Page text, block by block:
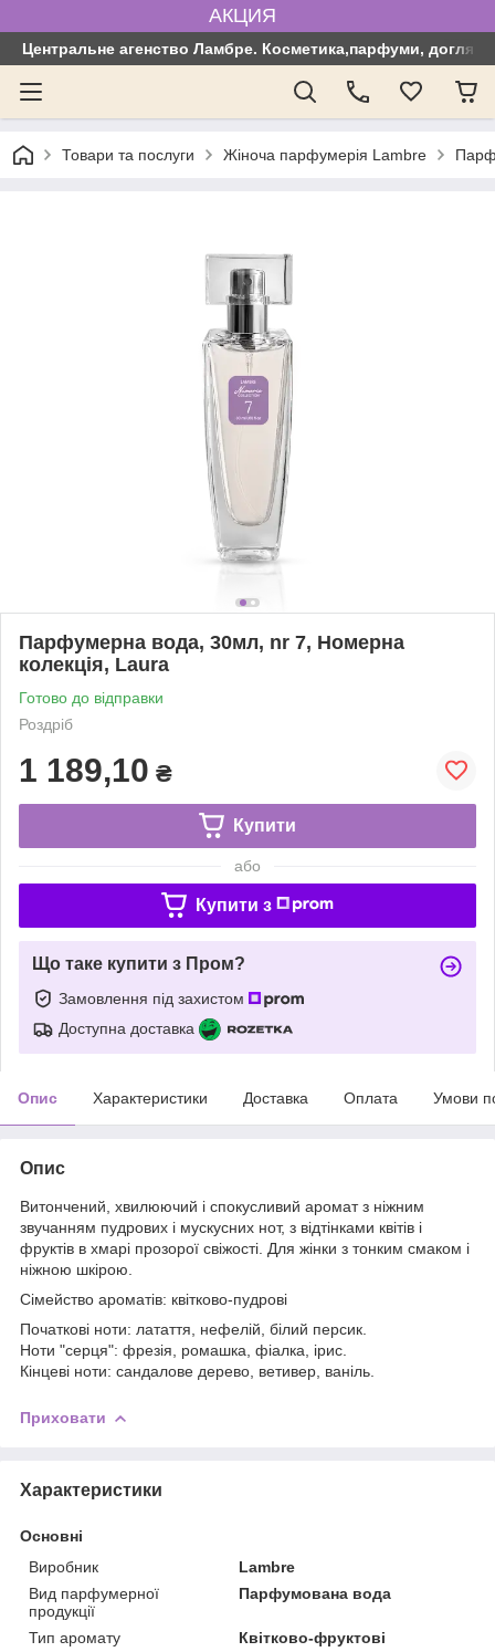
АКЦИЯ
Центральне агенство Ламбре. Косметика,парфуми, догляд
Товари та послуги Жіноча парфумерія Lambre
Парфумерна вода, 30мл, nr 7, Номерна
колекція, Laura
Готово до відправки
Роздріб
1 189,10 ₴
Купити
або
Купити з
Що таке купити з Пром?
Замовлення під захистом
Доступна доставка
Опис Характеристики Доставка Оплата Умови
Опис
Витончений, хвилюючий і спокусливий аромат з ніжним
звучанням пудрових і мускусних нот, з відтінками квітів і
фруктів в хмарі прозорої свіжості. Для жінки з тонким смаком і
ніжною шкірою.
Сімейство ароматів: квітково-пудрові
Початкові ноти: латаття, нефелій, білий персик.
Ноти "серця": фрезія, ромашка, фіалка, ірис.
Кінцеві ноти: сандалове дерево, ветивер, ваніль.
Приховати
Характеристики
Основні
Виробник
Lambre
Вид парфумерної
продукції
Парфумована вода
Тип аромату
Квітково-фруктові